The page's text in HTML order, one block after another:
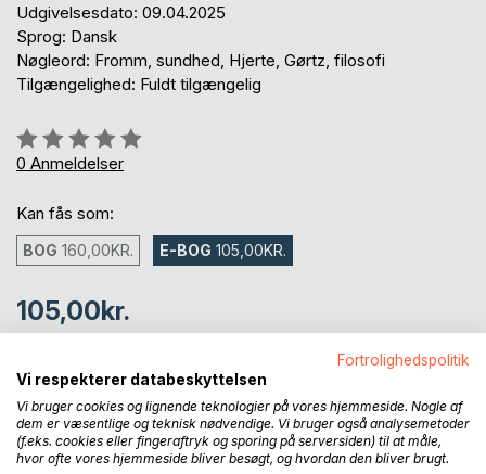
Udgivelsesdato: 09.04.2025
Sprog: Dansk
Nøgleord: Fromm, sundhed, Hjerte, Gørtz, filosofi
Tilgængelighed: Fuldt tilgængelig
Anmeldelse::
0%
0 Anmeldelser
Kan fås som:
BOG 160,00KR. E-BOG 105,00KR.
105,00kr.
LÆG I INDKØBSKURVEN
Fortrolighedspolitik
Vi respekterer databeskyttelsen
Vi bruger cookies og lignende teknologier på vores hjemmeside. Nogle af
dem er væsentlige og teknisk nødvendige. Vi bruger også analysemetoder
(f.eks. cookies eller fingeraftryk og sporing på serversiden) til at måle,
hvor ofte vores hjemmeside bliver besøgt, og hvordan den bliver brugt.